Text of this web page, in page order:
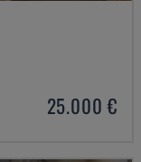
25.000 €